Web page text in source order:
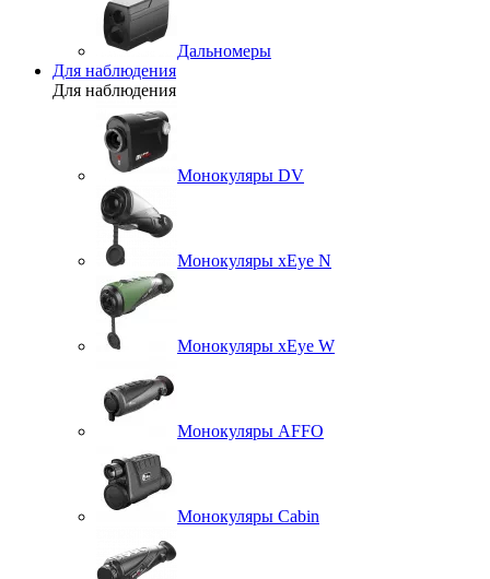
Дальномеры
Для наблюдения
Для наблюдения
Монокуляры DV
Монокуляры xEye N
Монокуляры xEye W
Монокуляры AFFO
Монокуляры Cabin